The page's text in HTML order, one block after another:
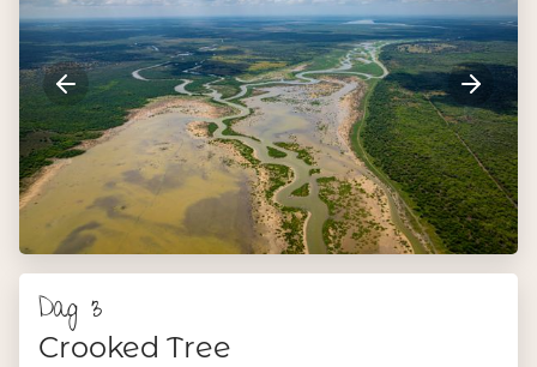
Dag 3
Crooked Tree